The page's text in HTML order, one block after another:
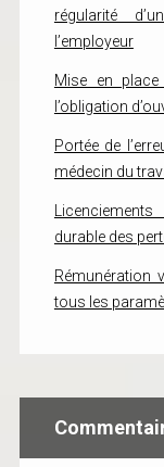
régularité
l’employeur
Mise en place
l’obligation
Portée de
médecin du
durable des
Rémunération
tous les